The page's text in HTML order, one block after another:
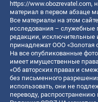
https://www.obozrevatel.com,
материал в первом абзаце
Все материалы на этом
исследования – служебные
редакции, исключительные
принадлежат ООО «Золотая
На все опубликованные
имеет имущественные
«Об авторских правах и
без письменного
использовать, они не
переводу,